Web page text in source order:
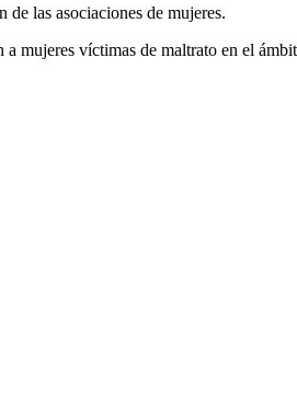
las asociaciones de mujeres.
mujeres víctimas de maltrato en el